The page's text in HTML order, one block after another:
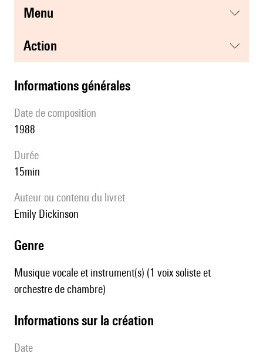
menu
action
informations générales
date de composition
1988
durée
15min
Auteur ou contenu du livret
Emily Dickinson
genre
Musique vocale et instrument(s) (1 voix soliste et
orchestre de chambre)
informations sur la création
date